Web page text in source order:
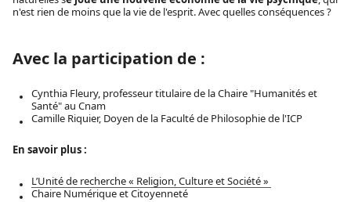
n'est rien de moins que la vie de l'esprit. Avec quelles conséquences ?
Avec la participation de :
Cynthia Fleury, professeur titulaire de la Chaire "Humanités et
Santé" au Cnam
Camille Riquier, Doyen de la Faculté de Philosophie de l'ICP
En savoir plus :
L’Unité de recherche « Religion, Culture et Société »
Chaire Numérique et Citoyenneté